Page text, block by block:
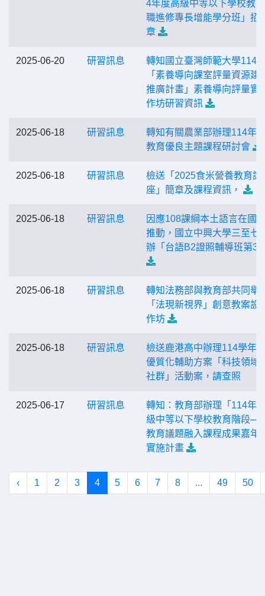
4年度高級中等以下學校教
職進修專長增能學分班」招
章
2025-06-20 研習訊息
轉知國立臺灣師範大學114
「素養導向課室評量資源建
推廣計畫」素養導向評量實
作坊研習資訊
2025-06-18 研習訊息
轉知有關農業部辦理114年
教育優良主題課程研討會
2025-06-18 研習訊息
檢送「2025食米營養教育講
座」簡章及課程資訊，
2025-06-18 研習訊息
因應108課綱本土語言在國
推動，國立中興大學三至七
辦「台語B2證照輔導班第3
2025-06-18 研習訊息
轉知法務部與教育部共同舉
「法現新視界」創意教案設
作坊
2025-06-18 研習訊息
檢送鹿港高中辦理114學年
優質化輔助方案「科技領域
社群」活動案，請查照
2025-06-17 研習訊息
轉知：教育部辦理「114年
級中等以下學校教育階段─
教育議題融入課程成果嘉年
實施計畫
‹ 1 2 3 4 5 6 7 8 ... 49 50